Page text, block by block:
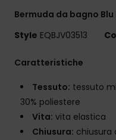
Bermuda da bagno Blu
Style EQBJV03513
Caratteristiche
Tessuto: tessuto
30% poliestere
Vita: vita elastica
Chiusura: chiusura